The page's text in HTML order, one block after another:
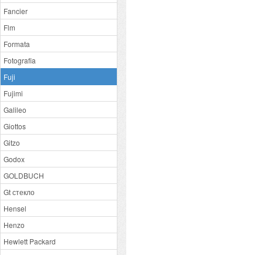
Fancier
Flm
Formata
Fotografia
Fuji
Fujimi
Galileo
Giottos
Gitzo
Godox
GOLDBUCH
Gt стекло
Hensel
Henzo
Hewlett Packard